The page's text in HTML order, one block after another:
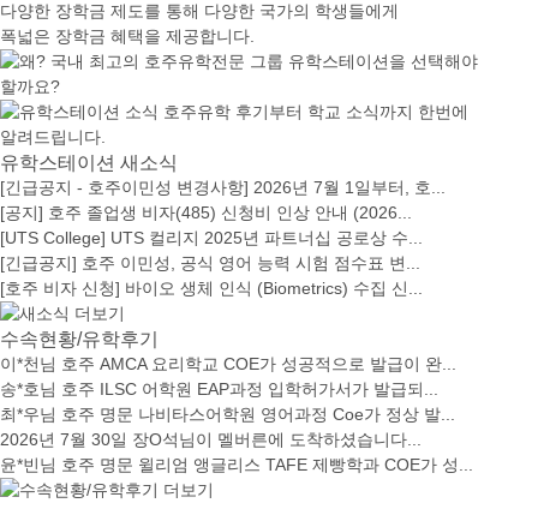
다양한 장학금 제도를 통해 다양한 국가의 학생들에게
폭넓은 장학금 혜택을 제공합니다.
유학스테이션 새소식
[긴급공지 - 호주이민성 변경사항] 2026년 7월 1일부터, 호...
[공지] 호주 졸업생 비자(485) 신청비 인상 안내 (2026...
[UTS College] UTS 컬리지 2025년 파트너십 공로상 수...
[긴급공지] 호주 이민성, 공식 영어 능력 시험 점수표 변...
[호주 비자 신청] 바이오 생체 인식 (Biometrics) 수집 신...
수속현황/유학후기
이*천님 호주 AMCA 요리학교 COE가 성공적으로 발급이 완...
송*호님 호주 ILSC 어학원 EAP과정 입학허가서가 발급되...
최*우님 호주 명문 나비타스어학원 영어과정 Coe가 정상 발...
2026년 7월 30일 장O석님이 멜버른에 도착하셨습니다...
윤*빈님 호주 명문 윌리엄 앵글리스 TAFE 제빵학과 COE가 성...